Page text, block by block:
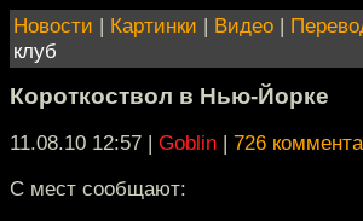
Новости | Картинки | Видео |
клуб
Короткоствол в Нью-Йорке
11.08.10 12:57 | Goblin | 726
С мест сообщают: